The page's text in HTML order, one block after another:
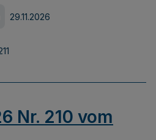
29.11.2026
Nr. 210 vom